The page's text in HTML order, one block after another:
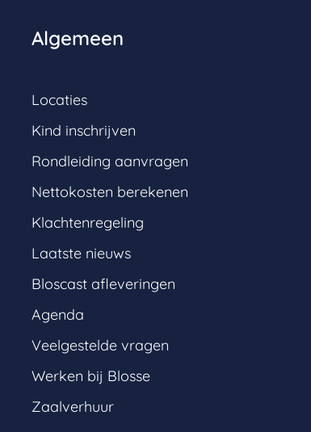
Algemeen
Locaties
Kind inschrijven
Rondleiding aanvragen
Nettokosten berekenen
Klachtenregeling
Laatste nieuws
Bloscast afleveringen
Agenda
Veelgestelde vragen
Werken bij Blosse
Zaalverhuur